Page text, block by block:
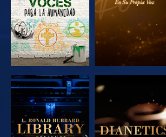
EXPLORA LAS
SERIES
EXPLORA LAS
SERIES